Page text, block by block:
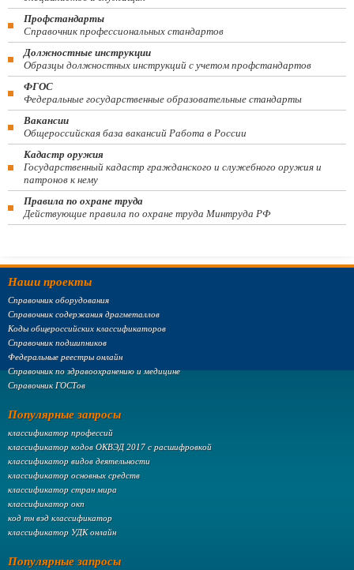
Профстандарты
Справочник профессиональных стандартов
Должностные инструкции
Образцы должностных инструкций с учетом профстандартов
ФГОС
Федеральные государственные образовательные стандарты
Вакансии
Общероссийская база вакансий Работа в России
Кадастр оружия
Государственный кадастр гражданского и служебного оружия и
патронов к нему
Правила по охране труда
Действующие правила по охране труда Минтруда РФ
Наши проекты
Справочник оборудования
Справочник содержания драгметаллов
Коды общероссийских классификаторов
Справочник подшипников
Федеральные реестры онлайн
Справочник по здравоохранению и медицине
Справочник ГОСТов
Популярные запросы
классификатор профессий
классификатор кодов ОКВЭД 2017 с расшифровкой
классификатор видов деятельности
классификатор основных средств
классификатор стран мира
классификатор окп
код тн вэд классификатор
классификатор УДК онлайн
Популярные запросы